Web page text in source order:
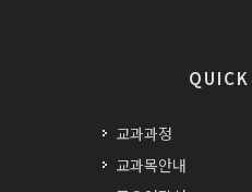
교과과정
교과목안내